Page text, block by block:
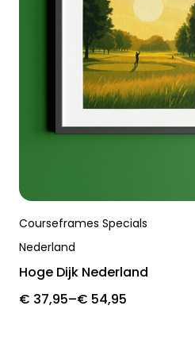
Courseframes Specials
Nederland
Hoge Dijk Nederland
€ 37,95–€ 54,95
Price